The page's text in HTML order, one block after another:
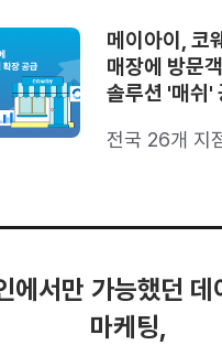
메이아이, 코
매장에 방문
솔루션 '매쉬'
전국 26개 지
에서만 가능했던 데
마케팅,